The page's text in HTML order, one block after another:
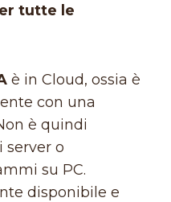
tutte le
è in Cloud, ossia è
con una
è quindi
server o
su PC.
disponibile e